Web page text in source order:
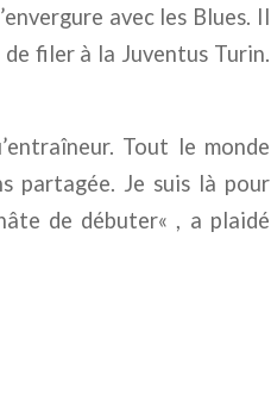
avec les Blues. Il
filer à la Juventus Turin.
Tout le monde
partagée. Je suis là pour
de débuter« , a plaidé